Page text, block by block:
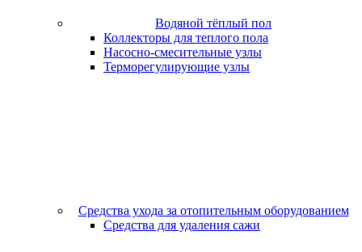
Водяной тёплый пол
Коллекторы для теплого пола
Насосно-смесительные узлы
Терморегулирующие узлы
Средства ухода за отопительным оборудованием
Средства для удаления сажи